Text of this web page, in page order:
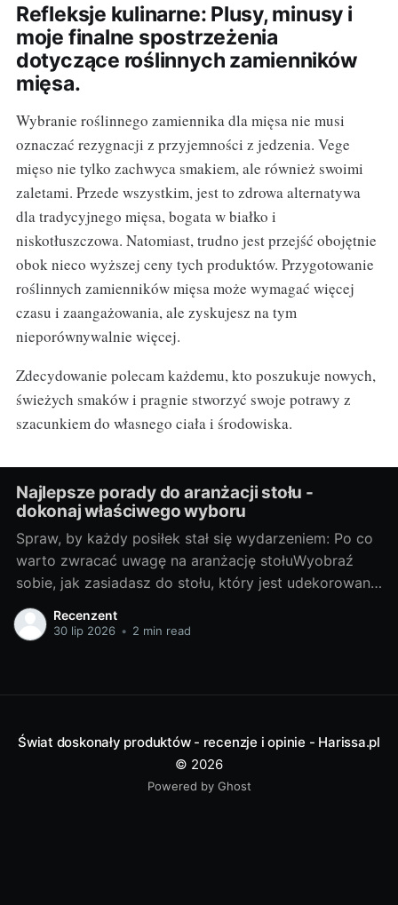
Refleksje kulinarne: Plusy, minusy i
moje finalne spostrzeżenia
dotyczące roślinnych zamienników
mięsa.
Wybranie roślinnego zamiennika dla mięsa nie musi
oznaczać rezygnacji z przyjemności z jedzenia. Vege
mięso nie tylko zachwyca smakiem, ale również swoimi
zaletami. Przede wszystkim, jest to zdrowa alternatywa
dla tradycyjnego mięsa, bogata w białko i
niskotłuszczowa. Natomiast, trudno jest przejść obojętnie
obok nieco wyższej ceny tych produktów. Przygotowanie
roślinnych zamienników mięsa może wymagać więcej
czasu i zaangażowania, ale zyskujesz na tym
nieporównywalnie więcej.
Zdecydowanie polecam każdemu, kto poszukuje nowych,
świeżych smaków i pragnie stworzyć swoje potrawy z
szacunkiem do własnego ciała i środowiska.
Najlepsze porady do aranżacji stołu -
dokonaj właściwego wyboru
Spraw, by każdy posiłek stał się wydarzeniem: Po co
warto zwracać uwagę na aranżację stołuWyobraź
sobie, jak zasiadasz do stołu, który jest udekorowany
z troską i wyobraźnią. Każda filiżanka, talerz i
sztućce są umieszczone na miejscu, tworząc piękną
Recenzent
30 lip 2026 • 2 min read
Świat doskonały produktów - recenzje i opinie - Harissa.pl
© 2026
Powered by Ghost